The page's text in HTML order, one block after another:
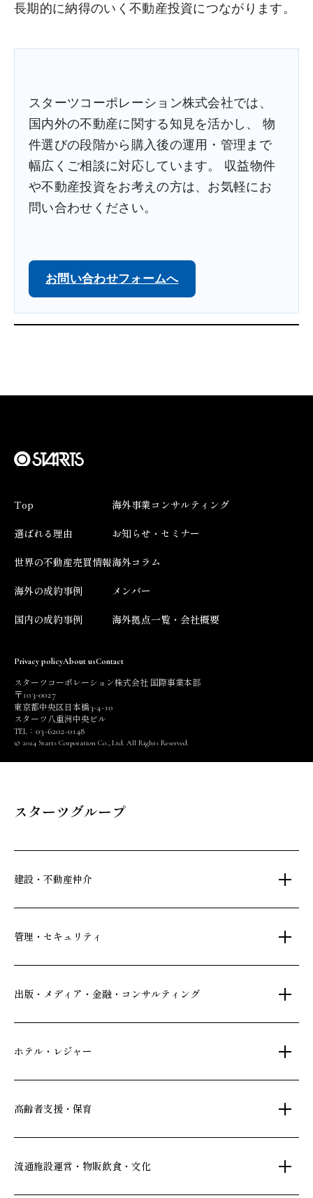
長期的に納得のいく不動産投資につながります。
スターツコーポレーション株式会社では、
国内外の不動産に関する知見を活かし、 物
件選びの段階から購入後の運用・管理まで
幅広くご相談に対応しています。 収益物件
や不動産投資をお考えの方は、お気軽にお
問い合わせください。
お問い合わせフォームへ
Top
選ばれる理由
世界の不動産売買情報
海外の成約事例
国内の成約事例
海外事業コンサルティング
お知らせ・セミナー
海外コラム
メンバー
海外拠点一覧・会社概要
Privacy policyAbout usContact
スターツコーポレーション株式会社 国際事業本部
〒 103-0027
東京都中央区日本橋3-4-10
スターツ八重洲中央ビル
TEL： 03-6202-0148
© 2024 Starts Corporation Co., Ltd. All Rights Reserved.
スターツグループ
建設・不動産仲介
新築分譲マンション・新築戸建
賃貸・売買物件情報
一括寮仲介
不動産投資
不動産オーナー様向け情報
管理・セキュリティ
社宅代行
ビル管理
24時間コールセンター
出版・メディア・金融・コンサルティング
書籍・コミック
住宅ローン
不動産信託
ホテル・レジャー
シティ・リゾートホテル
札幌・京都・沖縄
ビジネスホテル
高齢者支援・保育
シニア総合窓口
流通施設運営・物販飲食・文化